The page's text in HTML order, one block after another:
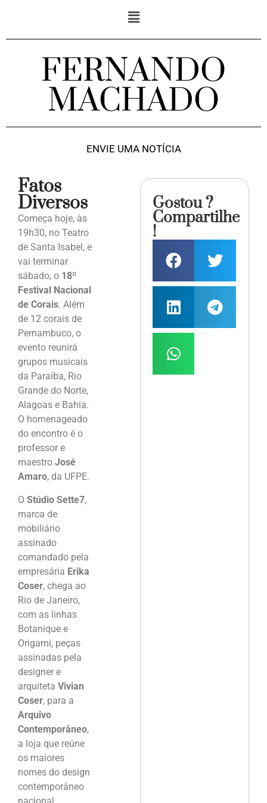
FERNANDO
MACHADO
ENVIE UMA NOTÍCIA
Fatos
Diversos
Começa hoje, às
19h30, no Teatro
de Santa Isabel, e
vai terminar
sábado, o 18º
Festival Nacional
de Corais. Além
de 12 corais de
Pernambuco, o
evento reunirá
grupos musicais
da Paraíba, Rio
Grande do Norte,
Alagoas e Bahia.
O homenageado
do encontro é o
professor e
maestro José
Amaro, da UFPE.
O Stúdio Sette7,
marca de
mobiliário
assinado
comandado pela
empresária Erika
Coser, chega ao
Rio de Janeiro,
com as linhas
Botanique e
Origami, peças
assinadas pela
designer e
arquiteta Vivian
Coser, para a
Arquivo
Contemporâneo,
a loja que reúne
os maiores
nomes do design
contemporâneo
Gostou ?
Compartilhe
!